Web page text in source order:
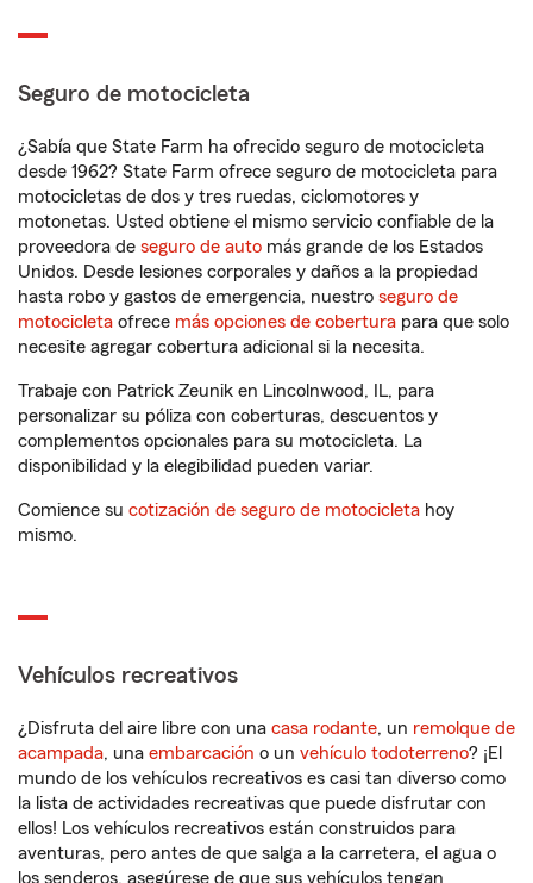
Seguro de motocicleta
¿Sabía que State Farm ha ofrecido seguro de motocicleta
desde 1962? State Farm ofrece seguro de motocicleta para
motocicletas de dos y tres ruedas, ciclomotores y
motonetas. Usted obtiene el mismo servicio confiable de la
proveedora de seguro de auto más grande de los Estados
Unidos. Desde lesiones corporales y daños a la propiedad
hasta robo y gastos de emergencia, nuestro seguro de
motocicleta ofrece más opciones de cobertura para que solo
necesite agregar cobertura adicional si la necesita.
Trabaje con Patrick Zeunik en Lincolnwood, IL, para
personalizar su póliza con coberturas, descuentos y
complementos opcionales para su motocicleta. La
disponibilidad y la elegibilidad pueden variar.
Comience su cotización de seguro de motocicleta hoy
mismo.
Vehículos recreativos
¿Disfruta del aire libre con una casa rodante, un remolque de
acampada, una embarcación o un vehículo todoterreno? ¡El
mundo de los vehículos recreativos es casi tan diverso como
la lista de actividades recreativas que puede disfrutar con
ellos! Los vehículos recreativos están construidos para
aventuras, pero antes de que salga a la carretera, el agua o
los senderos, asegúrese de que sus vehículos tengan